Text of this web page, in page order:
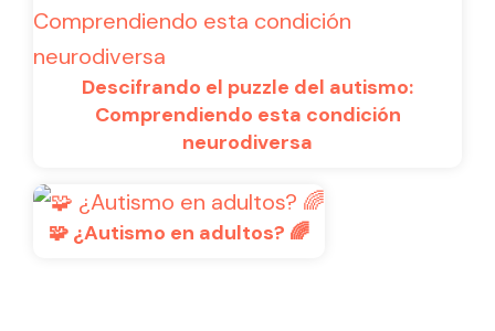
Descifrando el puzzle del autismo:
Comprendiendo esta condición
neurodiversa
🧩 ¿Autismo en adultos? 🌈